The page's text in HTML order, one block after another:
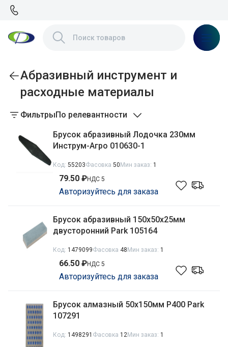
Абразивный инструмент и
расходные материалы
ФильтрыПо релевантности
Брусок абразивный Лодочка 230мм
Инструм-Агро 010630-1
Код: 55203Фасовка 50 Мин заказ: 1
79.50 ₽НДС 5
Авторизуйтесь для заказа
Брусок абразивный 150х50х25мм
двусторонний Park 105164
Код: 1479099Фасовка 48 Мин заказ: 1
66.50 ₽НДС 5
Авторизуйтесь для заказа
Брусок алмазный 50х150мм Р400 Park
107291
Код: 1498291 Фасовка 12Мин заказ: 1